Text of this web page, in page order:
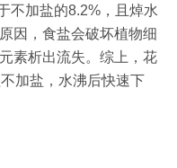
不加盐的8.2%，且焯水
因，食盐会破坏植物细
素析出流失。综上，花
加盐，水沸后快速下